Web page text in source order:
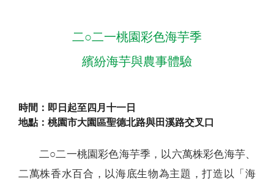
二○二一桃園彩色海芋季
繽紛海芋與農事體驗
時間：即日起至四月十一日
地點：桃園市大園區聖德北路與田溪路交叉口
二○二一桃園彩色海芋季，以六萬株彩色海芋、
二萬株香水百合，以海底生物為主題，打造以「海